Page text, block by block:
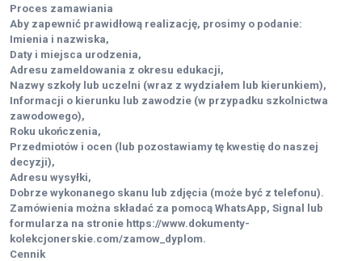
Proces zamawiania
Aby zapewnić prawidłową realizację, prosimy o podanie:
Imienia i nazwiska,
Daty i miejsca urodzenia,
Adresu zameldowania z okresu edukacji,
Nazwy szkoły lub uczelni (wraz z wydziałem lub kierunkiem),
Informacji o kierunku lub zawodzie (w przypadku szkolnictwa
zawodowego),
Roku ukończenia,
Przedmiotów i ocen (lub pozostawiamy tę kwestię do naszej
decyzji),
Adresu wysyłki,
Dobrze wykonanego skanu lub zdjęcia (może być z telefonu).
Zamówienia można składać za pomocą WhatsApp, Signal lub
formularza na stronie https://www.dokumenty-
kolekcjonerskie.com/zamow_dyplom.
Cennik